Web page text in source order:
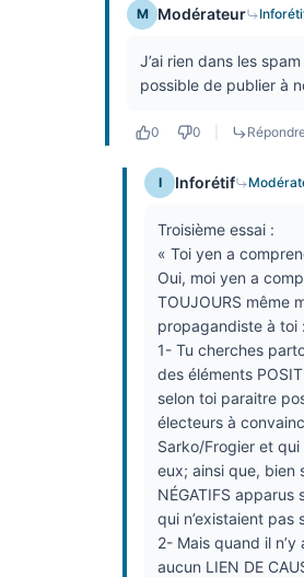
M Modérateur
J’ai rien dans les
possible de publier à
0 0
I Inforétif
Troisième essai :
« Toi yen a
Oui, moi yen a
TOUJOURS même
propagandiste à toi :
1- Tu cherches
des éléments
selon toi paraitre
électeurs à
Sarko/Frogier et
eux; ainsi que, bien
NÉGATIFS apparus
qui n’existaient pas
2- Mais quand il
aucun LIEN DE